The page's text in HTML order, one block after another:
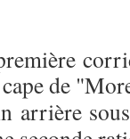
cape de
arrière